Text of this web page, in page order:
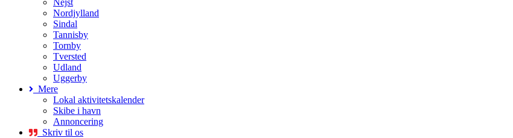
Nordjylland
Sindal
Tannisby
Tornby
Tversted
Udland
Uggerby
Mere
Lokal aktivitetskalender
Skibe i havn
Annoncering
Skriv til os